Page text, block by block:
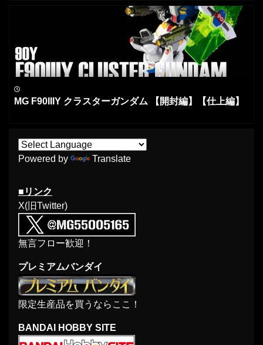
MG F90IIIY クラスターガンダム 【開封編】【仕上編】
Powered by Translate
■リンク
X(旧Twitter)
無言フロー歓迎！
プレミアムバンダイ
限定生産品を買うならここ！
BANDAI HOBBY SITE